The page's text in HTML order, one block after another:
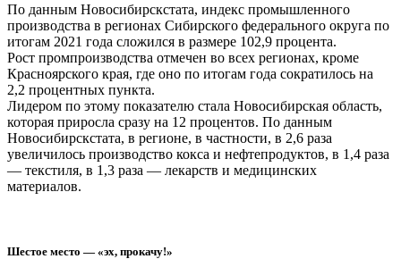
По данным Новосибирскстата, индекс промышленного
производства в регионах Сибирского федерального округа по
итогам 2021 года сложился в размере 102,9 процента.
Рост промпроизводства отмечен во всех регионах, кроме
Красноярского края, где оно по итогам года сократилось на
2,2 процентных пункта.
Лидером по этому показателю стала Новосибирская область,
которая приросла сразу на 12 процентов. По данным
Новосибирскстата, в регионе, в частности, в 2,6 раза
увеличилось производство кокса и нефтепродуктов, в 1,4 раза
— текстиля, в 1,3 раза — лекарств и медицинских
материалов.
Шестое место — «эх, прокачу!»